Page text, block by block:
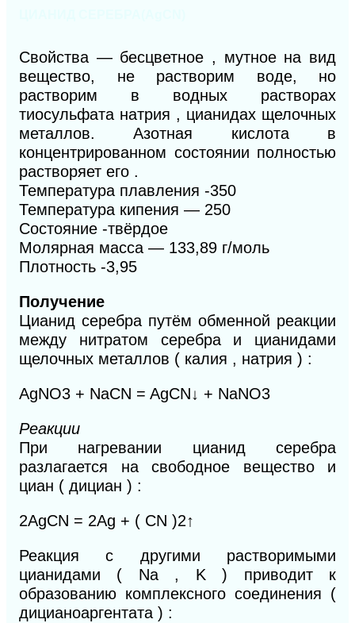
Свойства — бесцветное , мутное на вид
вещество, не растворим воде, но
растворим в водных растворах
тиосульфата натрия , цианидах щелочных
металлов. Азотная кислота в
концентрированном состоянии полностью
растворяет его .
Температура плавления -350
Температура кипения — 250
Состояние -твёрдое
Молярная масса — 133,89 г/моль
Плотность -3,95
Получение
Цианид серебра путём обменной реакции
между нитратом серебра и цианидами
щелочных металлов ( калия , натрия ) :
AgNO3 + NaCN = AgCN↓ + NaNO3
Реакции
При нагревании цианид серебра
разлагается на свободное вещество и
циан ( дициан ) :
2AgCN = 2Ag + ( CN )2↑
Реакция с другими растворимыми
цианидами ( Na , K ) приводит к
образованию комплексного соединения (
дицианоаргентата ) :